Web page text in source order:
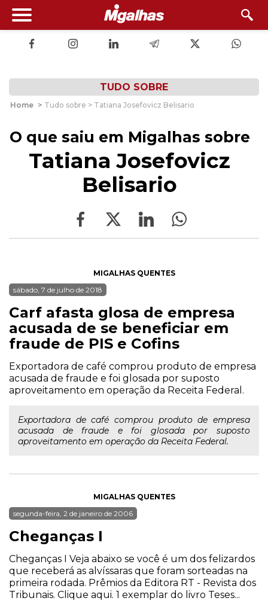
TUDO SOBRE
Home > Tudo sobre > Tatiana Josefovicz Belisario
O que saiu em Migalhas sobre
Tatiana Josefovicz
Belisario
MIGALHAS QUENTES
sábado, 7 de julho de 2018
Carf afasta glosa de empresa
acusada de se beneficiar em
fraude de PIS e Cofins
Exportadora de café comprou produto de empresa
acusada de fraude e foi glosada por suposto
aproveitamento em operação da Receita Federal.
Exportadora de café comprou produto de empresa
acusada de fraude e foi glosada por suposto
aproveitamento em operação da Receita Federal.
MIGALHAS QUENTES
segunda-feira, 2 de janeiro de 2006
Cheganças I
Cheganças I Veja abaixo se você é um dos felizardos
que receberá as alvíssaras que foram sorteadas na
primeira rodada. Prêmios da Editora RT - Revista dos
Tribunais. Clique aqui. 1 exemplar do livro Teses...